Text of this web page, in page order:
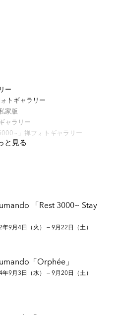
ー
トギャラリー
家版
ャラリー
」禅フォトギャラリー
ラリー（東京）
Wochen、フォルクヴァンク美
ー（東京）
naked」タカ・イシイギャラ
（東京）
と見る
「Rest 3000~ Stay
9月4日（火） — 9月22日（土）
「Orphée」
9月3日（水） — 9月20日（土）